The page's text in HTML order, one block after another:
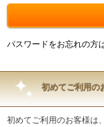
パスワードをお忘れの方
初めてご利用の
初めてご利用のお客様は